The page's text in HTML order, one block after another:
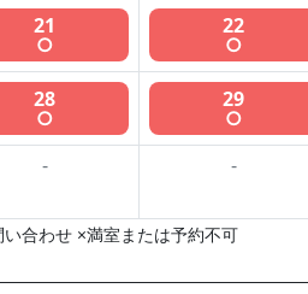
21
○
22
○
28
○
29
○
- -
合わせ ×満室または予約不可